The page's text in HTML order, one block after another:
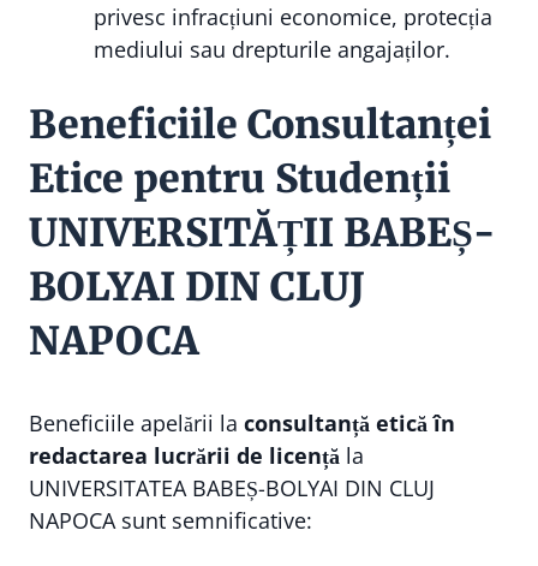
privesc infracțiuni economice, protecția
mediului sau drepturile angajaților.
Beneficiile Consultanței
Etice pentru Studenții
UNIVERSITĂȚII BABEȘ-
BOLYAI DIN CLUJ
NAPOCA
Beneficiile apelării la consultanță etică în
redactarea lucrării de licență la
UNIVERSITATEA BABEȘ-BOLYAI DIN CLUJ
NAPOCA sunt semnificative: